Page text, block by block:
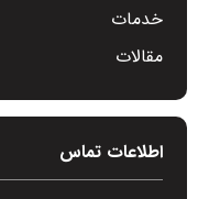
خدمات
مقالات
اطلاعات تماس